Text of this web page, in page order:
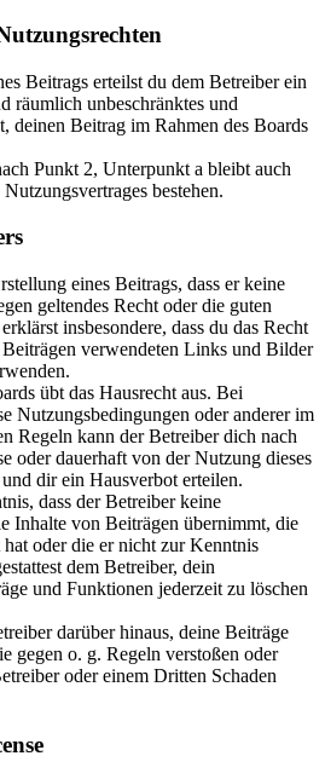
Beitrags erteilst du dem Betreiber ein
räumlich unbeschränktes und
deinen Beitrag im Rahmen des Boards
Punkt 2, Unterpunkt a bleibt auch
bestehen.
eines Beitrags, dass er keine
geltendes Recht oder die guten
insbesondere, dass du das Recht
verwendeten Links und Bilder
übt das Hausrecht aus. Bei
Nutzungsbedingungen oder anderer im
Regeln kann der Betreiber dich nach
oder dauerhaft von der Nutzung dieses
dir ein Hausverbot erteilen.
dass der Betreiber keine
Inhalte von Beiträgen übernimmt, die
hat oder die er nicht zur Kenntnis
dem Betreiber, dein
und Funktionen jederzeit zu löschen
darüber hinaus, deine Beiträge
gegen o. g. Regeln verstoßen oder
oder einem Dritten Schaden